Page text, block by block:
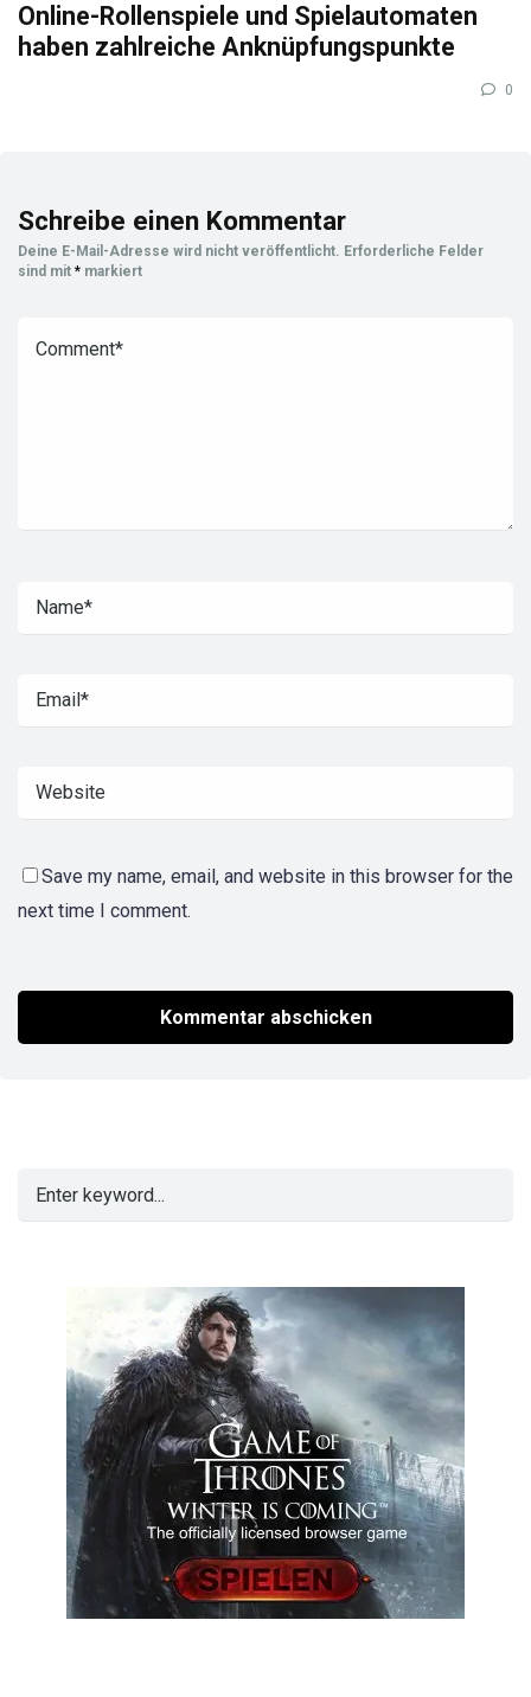
Online-Rollenspiele und Spielautomaten
haben zahlreiche Anknüpfungspunkte
0
Schreibe einen Kommentar
Deine E-Mail-Adresse wird nicht veröffentlicht. Erforderliche Felder
sind mit * markiert
Save my name, email, and website in this browser for the
next time I comment.